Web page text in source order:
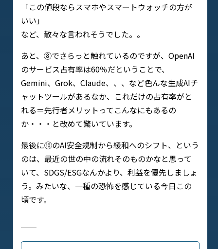
「この値段ならスマホやスマートウォッチの方が
いい」
など、散々な言われそうでした。。
あと、⑧でさらっと触れているのですが、OpenAI
のサービス占有率は60％だということで、
Gemini、Grok、Claude、、、など色んな生成AIチ
ャットツールがあるなか、これだけの占有率がと
れる＝先行者メリットってこんなにもあるの
か・・・と改めて驚いています。
最後に⑩のAI安全規制から緩和へのシフト、という
のは、最近の世の中の流れそのものかなと思って
いて、SDGS/ESGなんかより、利益を優先しましょ
う。みたいな、一種の恐怖を感じている今日この
頃です。
──